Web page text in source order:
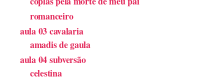
romanceiro
aula 03 cavalaria
amadis de gaula
aula 04 subversão
celestina